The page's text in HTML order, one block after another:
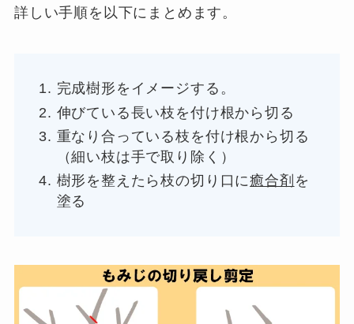
詳しい手順を以下にまとめます。
完成樹形をイメージする。
伸びている長い枝を付け根から切る
重なり合っている枝を付け根から切る
（細い枝は手で取り除く）
樹形を整えたら枝の切り口に癒合剤 を
塗る